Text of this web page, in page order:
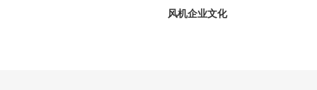
风机企业文化